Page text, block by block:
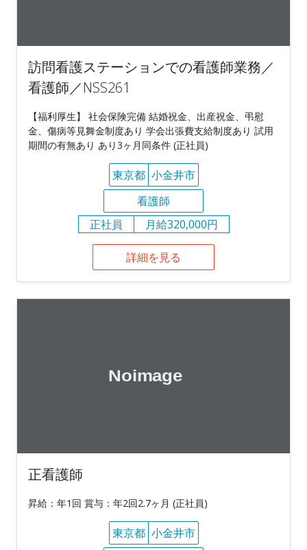
訪問看護ステーションでの看護師業務／
看護師／NSS261
【福利厚生】 社会保険完備 結婚祝金、出産祝金、弔慰
金、傷病等見舞金制度あり 学会出張費支給制度あり 試用
期間の有無あり あり3ヶ月同条件 (正社員)
東京都 小金井市
看護師
正社員
月給320,000円
詳細を見る
正看護師
昇給：年1回 賞与：年2回2.7ヶ月 (正社員)
東京都 小金井市